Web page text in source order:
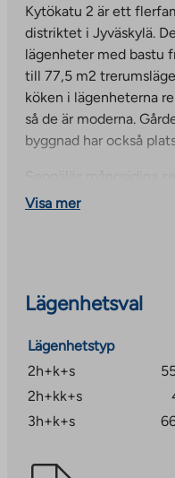
Kytökatu 2 är ett
distriktet i Jyväskylä.
lägenheter med bastu
till 77,5 m2
köken i lägenheterna
så de är moderna.
byggnad har också
De närmaste skolorna
parkeringsplatser för
bredband i
Mbit/s inkluderad i
Visa mer
Lägenhetsval
Lägenhetstyp
2h+k+s
2h+kk+s
3h+k+s